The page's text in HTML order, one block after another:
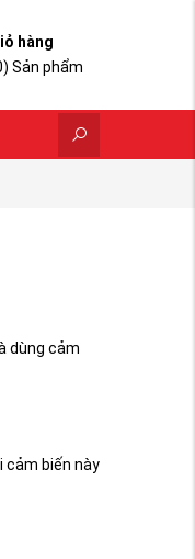
hàng
Sản phẩm
dùng cảm
cảm biến này